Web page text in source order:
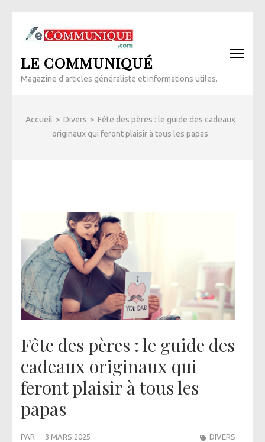
(Pressez
Entrée)
LE COMMUNIQUÉ
Magazine d'articles généraliste et informations utiles.
Accueil > Divers > Fête des pères : le guide des cadeaux
originaux qui feront plaisir à tous les papas
Fête des pères : le guide des
cadeaux originaux qui
feront plaisir à tous les
papas
PAR 3 MARS 2025 DIVERS